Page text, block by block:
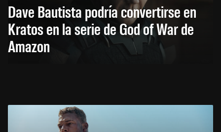
Dave Bautista podría convertirse en
Kratos en la serie de God of War de
Amazon